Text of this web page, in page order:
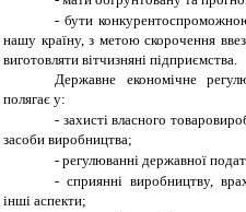
- бути
нашу країну, з метою скорочення
виготовляти вітчизняні підприємства.
Державне економічне
полягає у:
- захисті власного
засоби виробництва;
- регулюванні державної
- сприянні виробництву,
інші аспекти;